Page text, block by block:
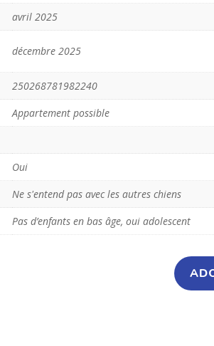
avril 2025
décembre 2025
250268781982240
Appartement possible
Oui
Ne s'entend pas avec les autres chiens
Pas d’enfants en bas âge, oui adolescent